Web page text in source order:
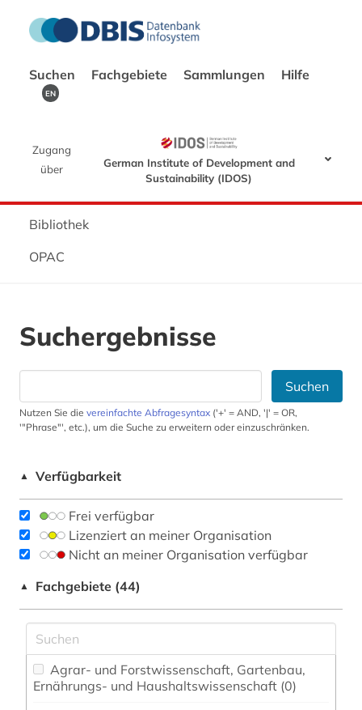
Suchen Fachgebiete Sammlungen Hilfe
EN
Zugang
über
German Institute of Development and
Sustainability (IDOS)
Bibliothek
OPAC
Suchergebnisse
Suchen
Nutzen Sie die vereinfachte Abfragesyntax ('+' = AND, '|' = OR,
'"Phrase"', etc.), um die Suche zu erweitern oder einzuschränken.
▲ Verfügbarkeit
Frei verfügbar
Lizenziert an meiner Organisation
Nicht an meiner Organisation verfügbar
▲ Fachgebiete (44)
Ernährungs- und Haushaltswissenschaft (0)